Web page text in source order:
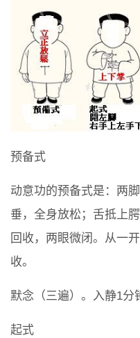
预备式
动意功的预备式是：两
垂，全身放松；舌抵上
回收，两眼微闭。从一
收。
默念（三遍）。入静1分
起式